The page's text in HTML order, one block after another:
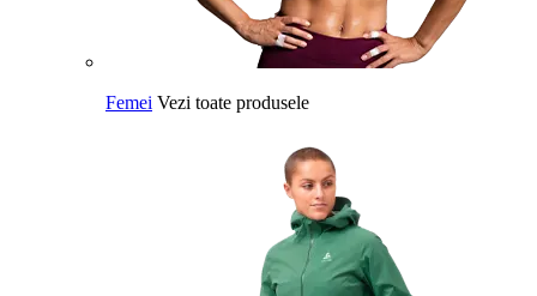
Femei Vezi toate produsele